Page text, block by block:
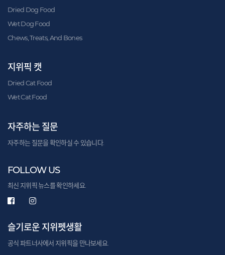
Dried Dog Food
Wet Dog Food
Chews, Treats, And Bones
지위픽 캣
Dried Cat Food
Wet Cat Food
자주하는 질문
자주하는 질문을 확인하실 수 있습니다.
FOLLOW US
최신 지위픽 뉴스를 확인하세요.
슬기로운 지위펫생활
공식 파트너사에서 지위픽을 만나보세요.